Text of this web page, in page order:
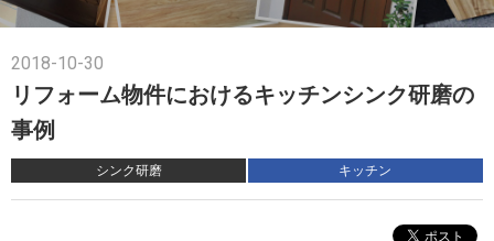
2018-10-30
リフォーム物件におけるキッチンシンク研磨の
事例
シンク研磨 キッチン